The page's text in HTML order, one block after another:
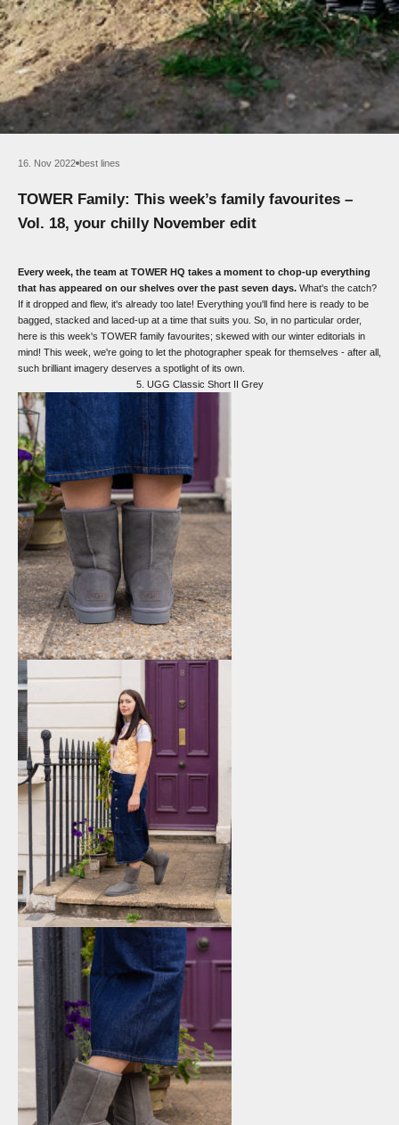
16. Nov 2022 best lines
TOWER Family: This week’s family favourites –
Vol. 18, your chilly November edit
Every week, the team at TOWER HQ takes a moment to chop-up everything
that has appeared on our shelves over the past seven days. What's the catch?
If it dropped and flew, it's already too late! Everything you'll find here is ready to be
bagged, stacked and laced-up at a time that suits you. So, in no particular order,
here is this week's TOWER family favourites; skewed with our winter editorials in
mind! This week, we're going to let the photographer speak for themselves - after all,
such brilliant imagery deserves a spotlight of its own.
5. UGG Classic Short II Grey